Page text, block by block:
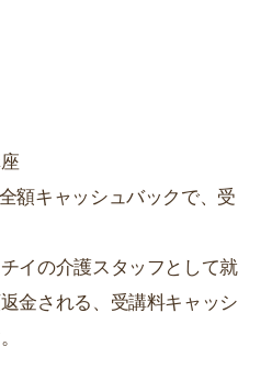
額キャッシュバックで、受
イの介護スタッフとして就
金される、受講料キャッシ